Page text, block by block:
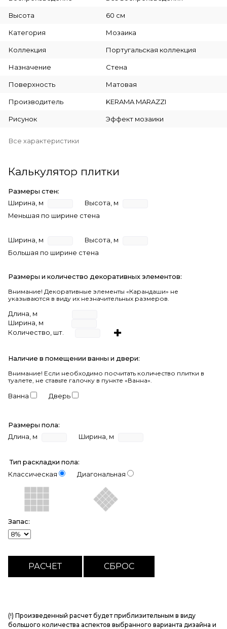
Высота 60 см
Категория Мозаика
Коллекция Португальская коллекция
Назначение Стена
Поверхность Матовая
Производитель KERAMA MARAZZI
Рисунок Эффект мозаики
Все характеристики
Калькулятор плитки
Размеры стен:
Ширина, м
Высота, м
Меньшая по ширине стена
Ширина, м
Высота, м
Большая по ширине стена
Размеры и количество декоративных элементов:
Внимание! Декоративные элементы «Карандаши» не
указываются в виду их незначительных размеров.
Длина, м
Ширина, м
Количество, шт.
Наличие в помещении ванны и двери:
Внимание! Если необходимо посчитать количество плитки в
туалете, не ставьте галочку в пункте «Ванна».
Ванна Дверь
Размеры пола:
Длина, м
Ширина, м
Тип раскладки пола:
Классическая
Диагональная
Запас:
(!) Произведенный расчет будет приблизительным в виду
большого количества аспектов выбранного варианта дизайна и